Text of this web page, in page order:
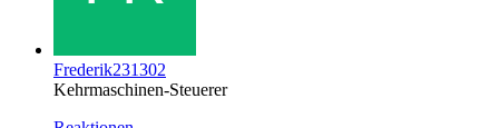
Frederik231302
Kehrmaschinen-Steuerer